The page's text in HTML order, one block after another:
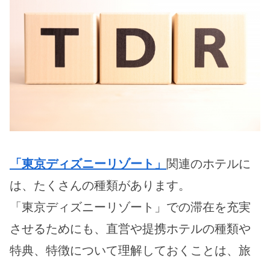
「東京ディズニーリゾート」 関連のホテルに
は、たくさんの種類があります。
「東京ディズニーリゾート」での滞在を充実
させるためにも、直営や提携ホテルの種類や
特典、特徴について理解しておくことは、旅